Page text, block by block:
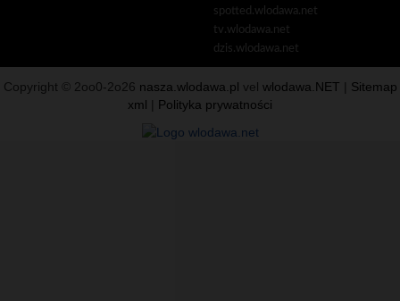
spotted.wlodawa.net
tv.wlodawa.net
dzis.wlodawa.net
Copyright © 2oo0-2o26 nasza.wlodawa.pl vel wlodawa.NET
Sitemap
xml
Polityka prywatności